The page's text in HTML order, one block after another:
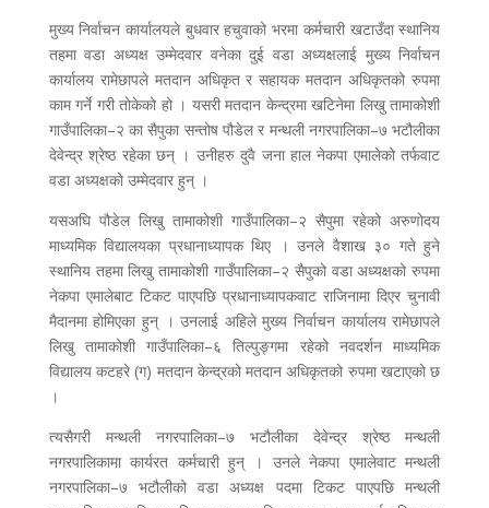
मुख्य निर्वाचन कार्यालयले बुधवार हचुवाको भरमा कर्मचारी खटाउँदा स्थानिय
तहमा वडा अध्यक्ष उम्मेदवार वनेका दुई वडा अध्यक्षलाई मुख्य निर्वाचन
कार्यालय रामेछापले मतदान अधिकृत र सहायक मतदान अधिकृतको रुपमा
काम गर्ने गरी तोकेको हो । यसरी मतदान केन्द्रमा खटिनेमा लिखु तामाकोशी
गाउँपालिका–२ का सैपुका सन्तोष पौडेल र मन्थली नगरपालिका–७ भटौलीका
देवेन्द्र श्रेष्ठ रहेका छन् । उनीहरु दुवै जना हाल नेकपा एमालेको तर्फवाट
वडा अध्यक्षको उम्मेदवार हुन् ।
यसअघि पौडेल लिखु तामाकोशी गाउँपालिका–२ सैपुमा रहेको अरुणोदय
माध्यमिक विद्यालयका प्रधानाध्यापक थिए । उनले वैशाख ३० गते हुने
स्थानिय तहमा लिखु तामाकोशी गाउँपालिका–२ सैपुको वडा अध्यक्षको रुपमा
नेकपा एमालेबाट टिकट पाएपछि प्रधानाध्यापकवाट राजिनामा दिएर चुनावी
मैदानमा होमिएका हुन् । उनलाई अहिले मुख्य निर्वाचन कार्यालय रामेछापले
लिखु तामाकोशी गाउँपालिका–६ तिल्पुङ्गमा रहेको नवदर्शन माध्यमिक
विद्यालय कटहरे (ग) मतदान केन्द्रको मतदान अधिकृतको रुपमा खटाएको छ
।
त्यसैगरी मन्थली नगरपालिका–७ भटौलीका देवेन्द्र श्रेष्ठ मन्थली
नगरपालिकामा कार्यरत कर्मचारी हुन् । उनले नेकपा एमालेवाट मन्थली
नगरपालिका–७ भटौलीको वडा अध्यक्ष पदमा टिकट पाएपछि मन्थली